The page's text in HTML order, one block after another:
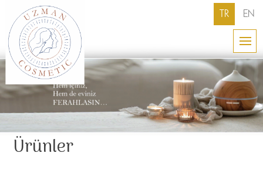
TR EN
Ürünler